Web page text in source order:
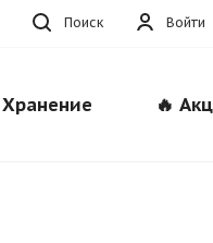
Войти
Поиск
🔥